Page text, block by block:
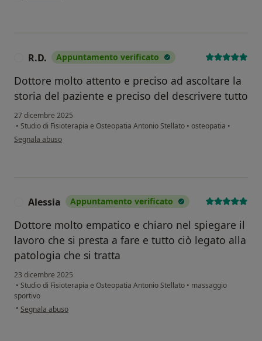
R.D. Appuntamento verificato
Dottore molto attento e preciso ad ascoltare la
storia del paziente e preciso del descrivere tutto
27 dicembre 2025
• Studio di Fisioterapia e Osteopatia Antonio Stellato • osteopatia •
secondo l'opinione dell'utente R.D.
Segnala abuso
Alessia Appuntamento verificato
Dottore molto empatico e chiaro nel spiegare il
lavoro che si presta a fare e tutto ciò legato alla
patologia che si tratta
23 dicembre 2025
• Studio di Fisioterapia e Osteopatia Antonio Stellato • massaggio
sportivo
• secondo l'opinione dell'utente Alessia
Segnala abuso